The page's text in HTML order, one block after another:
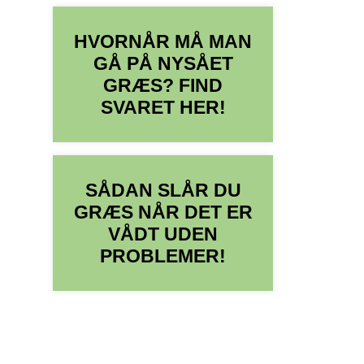
HVORNÅR MÅ MAN
GÅ PÅ NYSÅET
GRÆS? FIND
SVARET HER!
SÅDAN SLÅR DU
GRÆS NÅR DET ER
VÅDT UDEN
PROBLEMER!